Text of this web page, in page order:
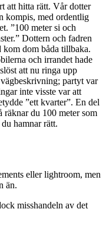
att hitta rätt. Vår dotter
kompis, med ordentlig
”100 meter si och
Dottern och fadren
kom dom båda tillbaka.
och irrandet hade
att nu ringa upp
partyt var
inte visste var att
”ett kvarter”. En del
räknar du 100 meter som
hamnar rätt.
eller lightroom, men
än.
misshandeln av det